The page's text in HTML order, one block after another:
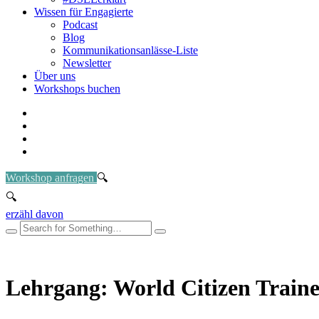
Wissen für Engagierte
Podcast
Blog
Kommunikationsanlässe-Liste
Newsletter
Über uns
Workshops buchen
Workshop anfragen
erzähl davon
Lehrgang: World Citizen